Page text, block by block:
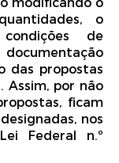
no endereço
completo e
eletrônico oficial
no endereço
editais/1,
do pregão, no
impugnações:
no Edital,
no endereço
o
de
das propostas
Assim, por não
ficam
nos
Federal n.º